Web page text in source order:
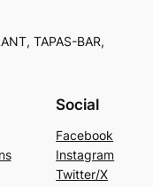
TAPAS-BAR,
Social
Facebook
Instagram
Twitter/X